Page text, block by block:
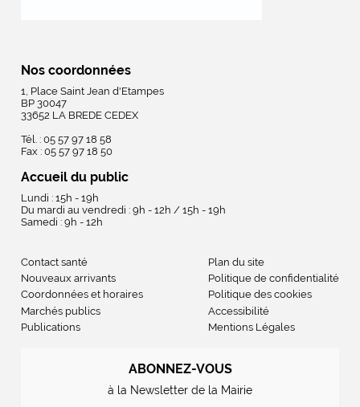
Nos coordonnées
1, Place Saint Jean d'Etampes
BP 30047
33652 LA BREDE CEDEX
Tél. : 05 57 97 18 58
Fax : 05 57 97 18 50
Accueil du public
Lundi : 15h - 19h
Du mardi au vendredi : 9h - 12h / 15h - 19h
Samedi : 9h - 12h
Contact santé
Nouveaux arrivants
Coordonnées et horaires
Marchés publics
Publications
Plan du site
Politique de confidentialité
Politique des cookies
Accessibilité
Mentions Légales
ABONNEZ-VOUS
à la Newsletter de la Mairie